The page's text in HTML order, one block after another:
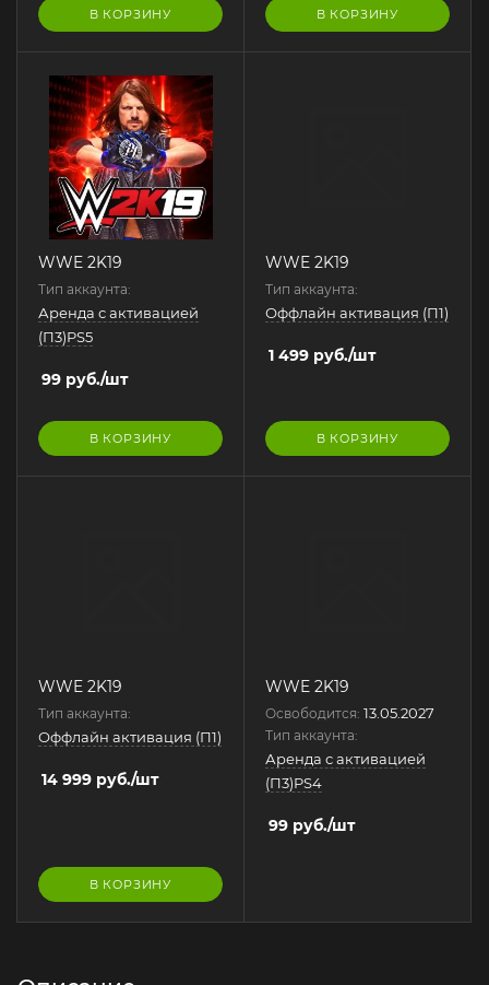
В КОРЗИНУ В КОРЗИНУ
WWE 2K19
Тип аккаунта:
Аренда с активацией
(П3)PS5
99 руб./шт
В КОРЗИНУ
WWE 2K19
Тип аккаунта:
Оффлайн активация (П1)
1 499 руб./шт
В КОРЗИНУ
WWE 2K19
Тип аккаунта:
Оффлайн активация (П1)
14 999 руб./шт
В КОРЗИНУ
WWE 2K19
Освободится: 13.05.2027
Тип аккаунта:
Аренда с активацией
(П3)PS4
99 руб./шт